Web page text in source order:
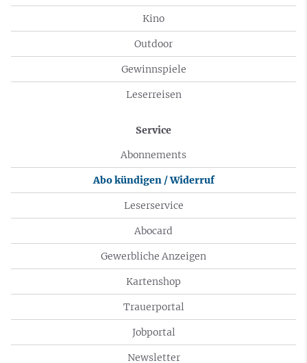
Kino
Outdoor
Gewinnspiele
Leserreisen
Service
Abonnements
Abo kündigen / Widerruf
Leserservice
Abocard
Gewerbliche Anzeigen
Kartenshop
Trauerportal
Jobportal
Newsletter